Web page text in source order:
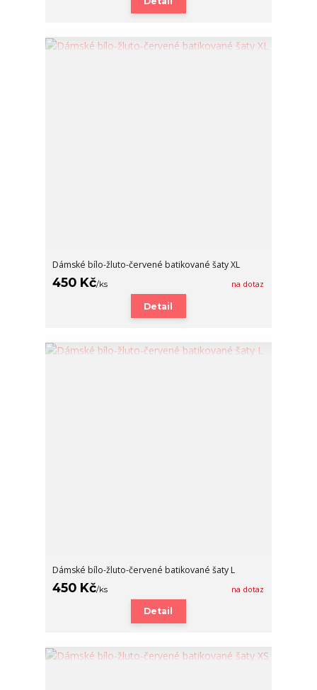
Dámské bílo-žluto-červené batikované šaty XL
450 Kč/ks na dotaz
Detail
Dámské bílo-žluto-červené batikované šaty L
450 Kč/ks na dotaz
Detail